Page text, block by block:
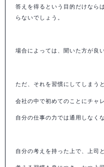
答えを得るという目的だけなら
らないでしょう。
場合によっては、聞いた方が良
ただ、それを習慣にしてしまう
会社の中で初めてのことにチャ
自分の仕事の力では通用しなく
自分の考えを持った上で、上司